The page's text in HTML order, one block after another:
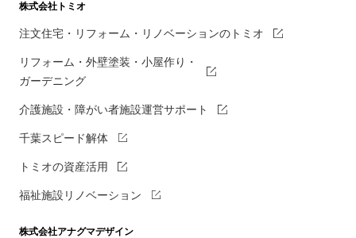
株式会社トミオ
注文住宅・リフォーム・リノベーションのトミオ
リフォーム・外壁塗装・小屋作り・
ガーデニング
介護施設・障がい者施設運営サポート
千葉スピード解体
トミオの資産活用
福祉施設リノベーション
株式会社アナグマデザイン